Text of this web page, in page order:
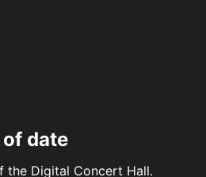
date
the Digital Concert Hall.